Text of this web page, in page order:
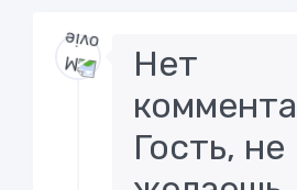
Нет
Гость, не